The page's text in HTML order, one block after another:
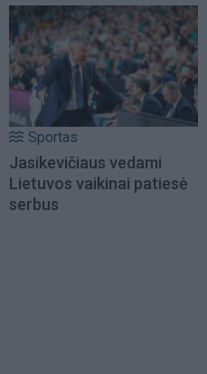
Sportas
Jasikevičiaus vedami
Lietuvos vaikinai patiesė
serbus